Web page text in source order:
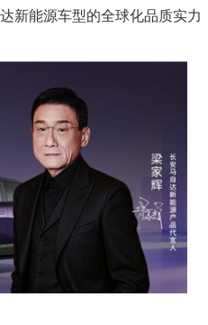
新能源车型的全球化品质实力